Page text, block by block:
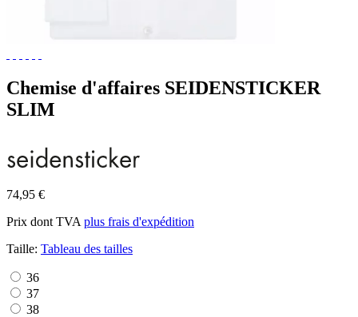
Chemise d'affaires SEIDENSTICKER
SLIM
74,95 €
Prix dont TVA plus frais d'expédition
Taille: Tableau des tailles
36
37
38